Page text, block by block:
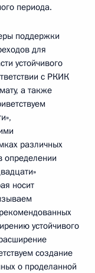
периода.
поддержки
для
устойчивого
с РКИК
а также
различных
определении
носит
устойчивого
создание
о проделанной